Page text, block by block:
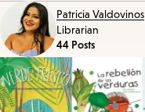
Patricia Valdovinos
Librarian
44 Posts